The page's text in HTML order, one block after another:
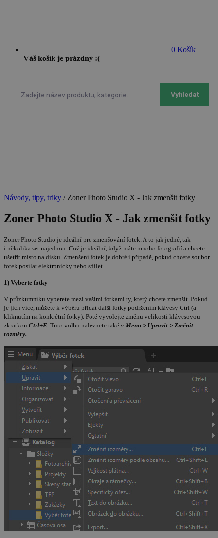
0 Košík
Váš košík je prázdný :(
Vyhledat
Návody, tipy, triky / Zoner Photo Studio X - Jak zmenšit fotky
Zoner Photo Studio X - Jak zmenšit fotky
Zoner Photo Studio je ideální pro zmenšování fotek. A to jak jedné, tak
i několika set najednou. Což je ideální, když máte mnoho fotografií a chcete
ušetřit místo na disku. Zmenšení fotek je dobré i případě, pokud chcete soubor
fotek posílat elektronicky nebo sdílet.
1) Vyberte fotky
V průzkumníku vyberete mezi vašimi fotkami ty, který chcete zmenšit. Pokud
je jich více, můžete k výběru přidat další fotky podržením klávesy Ctrl (a
kliknutím na konkrétní fotky). Poté vyvolejte změnu velikosti klávesovou
zkratkou Ctrl+E . Tuto volbu naleznete také v Menu > Upravit > Změnit
rozměry.